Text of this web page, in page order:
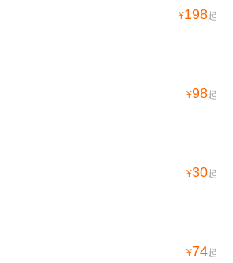
¥198起
¥98起
¥30起
¥74起